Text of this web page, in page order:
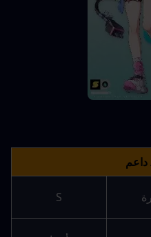
داعم
S